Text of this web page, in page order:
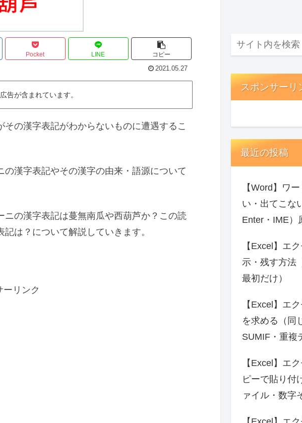
Pocket LINE コピー
2021.05.27
告が含まれています。
の漢字表記がわからないものに遭遇するこ
漢字表記やその漢字の由来・語源について
の漢字表記は蔓無南瓜や西葫芦か？この読
は？について解説していきます。
ーリンク
スポンサーリ
最近の投稿
【Word】ワ
い・出てこな
Enter・IME）
【Excel】エ
示・残す方法
最初だけ）
【Excel】エ
を求める（同
SUMIF・重複
【Excel】エ
ピーで貼り付
ァイル・数字